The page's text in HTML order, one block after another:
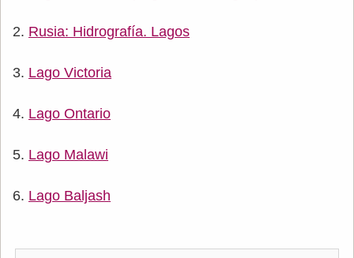
Rusia: Hidrografía. Lagos
Lago Victoria
Lago Ontario
Lago Malawi
Lago Baljash